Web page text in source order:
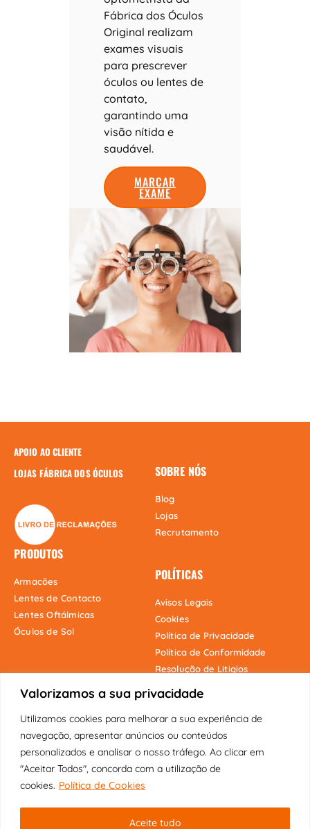
Valorizamos a sua privacidade
Utilizamos cookies para melhorar a sua experiência de
navegação, apresentar anúncios ou conteúdos
personalizados e analisar o nosso tráfego. Ao clicar em
"Aceitar Todos", concorda com a utilização de
cookies. Política de Cookies
Aceite tudo
Fábrica dos Óculos
Original realizam
exames visuais
para prescrever
óculos ou lentes de
contato,
garantindo uma
visão nítida e
saudável.
MARCAR
EXAME
APOIO AO CLIENTE
LOJAS FÁBRICA DOS ÓCULOS
SOBRE NÓS
Blog
Lojas
Recrutamento
PRODUTOS
Armacões
Lentes de Contacto
Lentes Oftálmicas
Óculos de Sol
POLÍTICAS
Avisos Legais
Cookies
Política de Privacidade
Política de Conformidade
Resolução de Litigios
Original | Visão Pioneira Lda | Todos